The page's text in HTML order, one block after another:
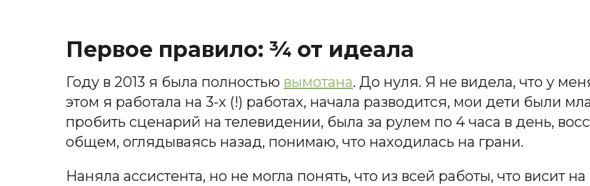
Первое правило: ¾ от идеала
Году в 2013 я была полностью вымотана. До нуля. Я не видела, что у
этом я работала на 3-х (!) работах, начала разводится, мои дети были
пробить сценарий на телевидении, была за рулем по 4 часа в день,
общем, оглядываясь назад, понимаю, что находилась на грани.
Наняла ассистента, но не могла понять, что из всей работы, что висит